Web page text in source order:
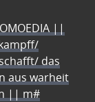
||
das
aus warheit
|| m#